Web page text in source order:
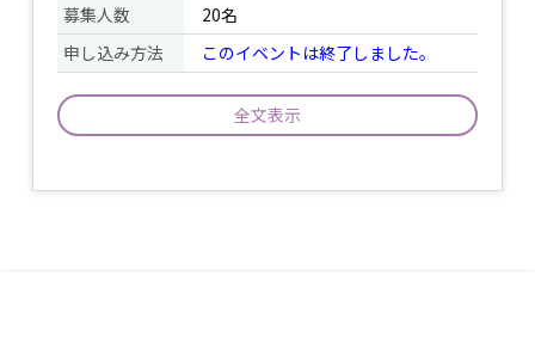
募集人数
20名
申し込み方法
このイベントは終了しました。
全文表示
ゆっくりと寝転んで、音を全身で浴びる